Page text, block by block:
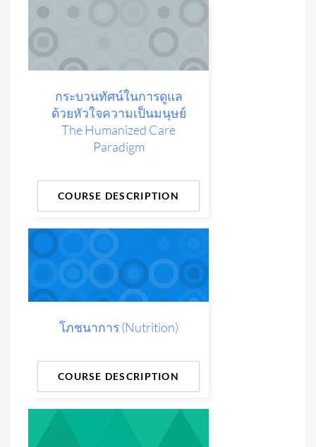
กระบวนทัศน์ในการดูแล
ด้วยหัวใจความเป็นมนุษย์
The Humanized Care
Paradigm
COURSE DESCRIPTION
โภชนาการ (Nutrition)
COURSE DESCRIPTION